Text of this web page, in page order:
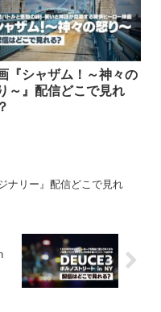
『シャザム！～神々の
～』配信どこで見れ
ナリー』配信どこで見れ